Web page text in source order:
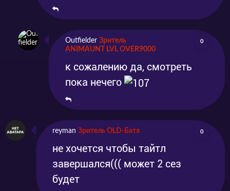
Outfielder Зритель
ANIMAUNT LVL OVER9000
0
к сожалению да, смотреть
пока нечего
reyman Зритель OLD-Батя 0
не хочется чтобы тайтл
завершался((( может 2 сез
будет